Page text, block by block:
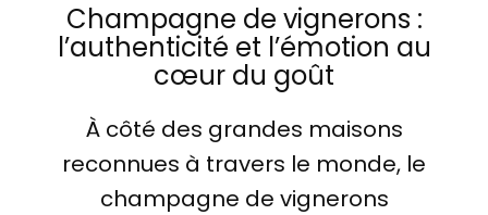
Champagne de vignerons :
l’authenticité et l’émotion au
cœur du goût
À côté des grandes maisons
reconnues à travers le monde, le
champagne de vignerons